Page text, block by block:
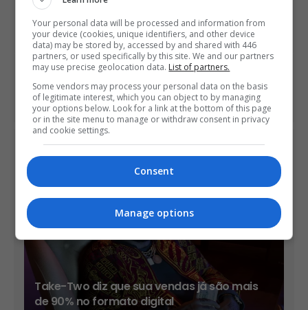
Produtor diz que não pensa em versão de Resident Evil 7
para o Switch
NEXT ARTICLE
Expansão Dark Souls III: The Ringed City é anunciada em
trailer
ÚLTIMAS NOTÍCIAS
Take-Two diz que sua vendas já são mais
de 90% no formato digital
Your personal data will be processed and information from
your device (cookies, unique identifiers, and other device
data) may be stored by, accessed by and shared with 446
partners, or used specifically by this site. We and our partners
may use precise geolocation data. List of partners.
Some vendors may process your personal data on the basis
of legitimate interest, which you can object to by managing
your options below. Look for a link at the bottom of this page
or in the site menu to manage or withdraw consent in privacy
and cookie settings.
Consent
Manage options